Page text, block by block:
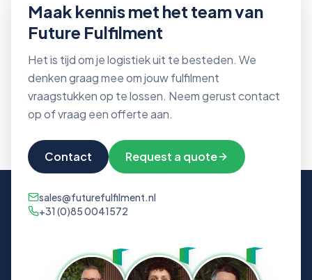
Maak kennis met het team van
Future Fulfilment
Het is tijd om je logistiek uit te besteden. We
denken graag mee om jouw fulfilment
vraagstukken op te lossen. Neem gerust contact
op of vraag een offerte aan.
Contact Request a quote
sales@futurefulfilment.nl
+31 (0)85 0041572